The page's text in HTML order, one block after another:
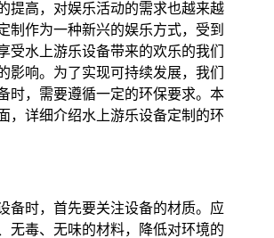
提高，对娱乐活动的需求也越来越
制作为一种新兴的娱乐方式，受到
受水上游乐设备带来的欢乐的我们
影响。为了实现可持续发展，我们
时，需要遵循一定的环保要求。本
，详细介绍水上游乐设备定制的环
备时，首先要关注设备的材质。应
无毒、无味的材料，降低对环境的